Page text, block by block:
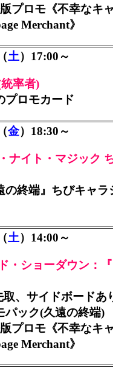
プロモ《不幸なキ
Merchant》
土）17:00～
率者)
プロモカード
金）18:30～
ナイト・マジック
の終端』ちびキャ
土）14:00～
・ショーダウン：
取、サイドボードあ
パック(久遠の終端)
プロモ《不幸なキ
Merchant》